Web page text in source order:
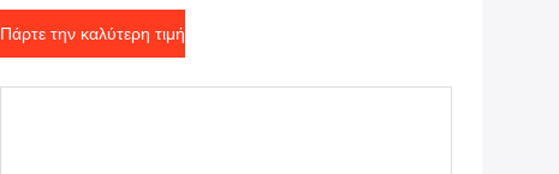
Πάρτε την καλύτερη τιμή